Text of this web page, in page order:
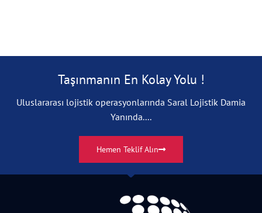
Taşınmanın En Kolay Yolu !
Uluslararası lojistik operasyonlarında Saral Lojistik Damia
Yanında....
Hemen Teklif Alın